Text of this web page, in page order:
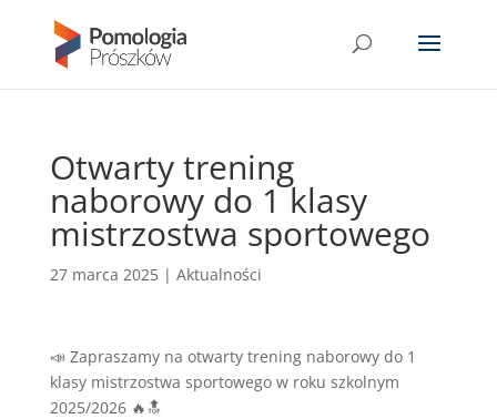
Otwarty trening
naborowy do 1 klasy
mistrzostwa sportowego
27 marca 2025| Aktualności
📣 Zapraszamy na otwarty trening naborowy do 1
klasy mistrzostwa sportowego w roku szkolnym
2025/2026 🔥🔝